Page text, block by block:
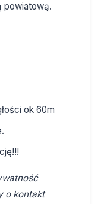
powiatową.
ok 60m
o kontakt